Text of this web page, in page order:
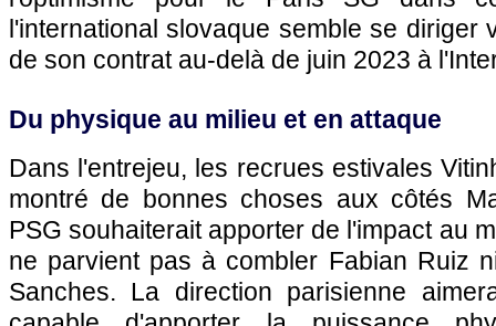
l'international slovaque semble se diriger
de son contrat au-delà de juin 2023 à
Du physique au milieu et en attaque
Dans l'entrejeu, les recrues estivales
montré de bonnes choses aux côtés
PSG souhaiterait apporter de l'impact au
ne parvient pas à combler Fabian Ruiz
Sanches. La direction parisienne